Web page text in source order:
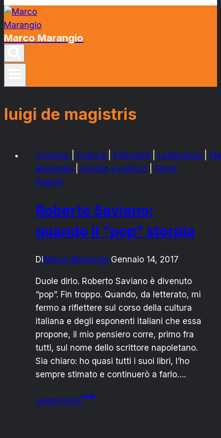
Marco Marangio
luigi de magistris
Cronaca Cultura Editoriale Letteratura
Marangio
Notizie e politica
Prima
Pagina
Roberto Saviano:
quando il “pop” storpia
DiMarco Marangio Gennaio 14, 2017
Duole dirlo. Roberto Saviano è divenuto
“pop”. Fin troppo. Quando, da letterato, mi
fermo a riflettere sul corso della cultura
italiana e degli esponenti italiani che essa
propone, il mio pensiero corre, primo fra
tutti, sul nome dello scrittore napoletano.
Sia chiaro: ho quasi tutti i suoi libri, l’ho
sempre stimato e continuerò a farlo….
Leggi di piùRoberto